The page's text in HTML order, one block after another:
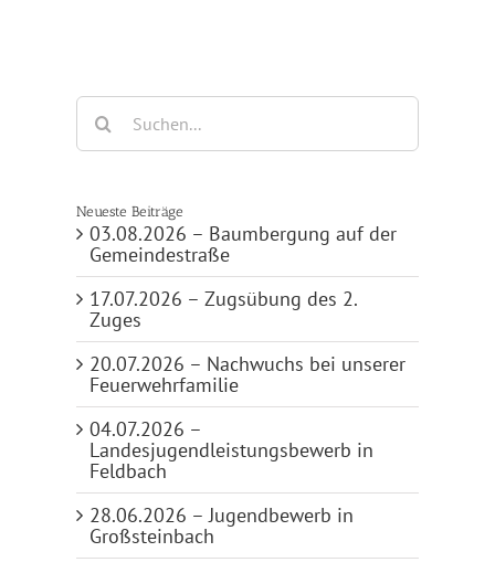
Suche
nach:
Neueste Beiträge
03.08.2026 – Baumbergung auf der
Gemeindestraße
17.07.2026 – Zugsübung des 2.
Zuges
20.07.2026 – Nachwuchs bei unserer
Feuerwehrfamilie
04.07.2026 –
Landesjugendleistungsbewerb in
Feldbach
28.06.2026 – Jugendbewerb in
Großsteinbach